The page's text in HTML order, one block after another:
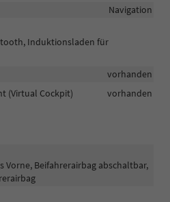
Navigation
Induktionsladen für
vorhanden
(Virtual Cockpit)
vorhanden
Vorne, Beifahrerairbag abschaltbar,